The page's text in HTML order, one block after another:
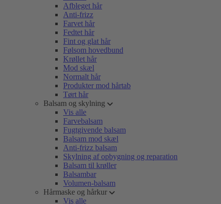
Afbleget hår
Anti-frizz
Farvet hår
Fedtet hår
Fint og glat hår
Følsom hovedbund
Krøllet hår
Mod skæl
Normalt hår
Produkter mod hårtab
Tørt hår
Balsam og skylning
Vis alle
Farvebalsam
Fugtgivende balsam
Balsam mod skæl
Anti-frizz balsam
Skylning af opbygning og reparation
Balsam til krøller
Balsambar
Volumen-balsam
Hårmaske og hårkur
Vis alle